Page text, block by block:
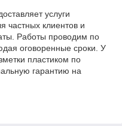
услуги
частных клиентов и
Работы проводим по
оговоренные сроки. У
пластиком по
гарантию на